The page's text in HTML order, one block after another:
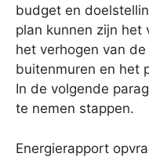
budget en
plan kunnen zijn het
het verhogen van
buitenmuren en het
In de volgende
te nemen stappen.
Energierapport